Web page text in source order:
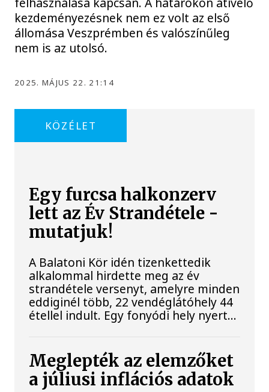
kezdeményezésnek nem ez volt az első
állomása Veszprémben és valószínűleg
nem is az utolsó.
2025. MÁJUS 22. 21:14
KÖZÉLET
Egy furcsa halkonzerv
lett az Év Strandétele -
mutatjuk!
A Balatoni Kör idén tizenkettedik
alkalommal hirdette meg az év
strandétele versenyt, amelyre minden
eddiginél több, 22 vendéglátóhely 44
étellel indult. Egy fonyódi hely nyert...
Meglepték az elemzőket
a júliusi inflációs adatok